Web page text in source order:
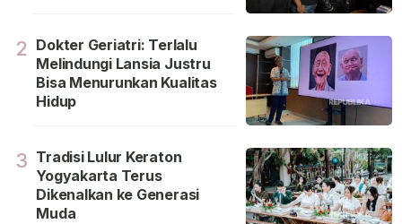
2 Dokter Geriatri: Terlalu
Melindungi Lansia Justru
Bisa Menurunkan Kualitas
Hidup
3 Tradisi Lulur Keraton
Yogyakarta Terus
Dikenalkan ke Generasi
Muda